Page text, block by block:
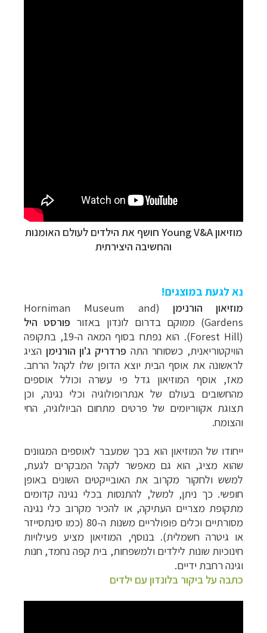
מוזיאון Young V&A חושף את הילדים לעולם האומנות
והחשיבה היצירתית
נא לגעת במוצגים!
מוזיאון הורנימן (
Horniman Museum and
Gardens) ממוקם בדרום לונדון באזור פורסט היל
(
Forest Hill
). הוא נפתח בסוף המאה ה-19, בתקופה
הוויקטוריאנית, כשסוחר התה פרדריק ג'ון הורנימן הציג
לראשונה את אוסף הבית יוצא הדופן שלו לקהל הרחב.
מאז, אוסף המוזיאון גדל פי עשרה וכולל אוספים
מהחשובים בעולם של אנתרופולוגיה וכלי נגינה, וכן
תצוגת אקווריומים של פרטים מתחום הביולוגיה, החי
והצומח.
ייחודו של המוזיאון הוא בכך שמעבר לאוספים המגוונים
שהוא מציג, הוא גם מאפשר לקהל המבקרים לגעת,
למשש ולחקור מקרוב את האובייקטים השונים באופן
חופשי. כך ניתן, למשל, להתנסות בכלי נגינה קדומים
מתקופת מצריים העתיקה, או להכיר מקרוב כלי נגינה
מסורתיים וכלים פופולריים משנות ה-80 (כמו סינתסייזר
או גיטרה חשמלית). בנוסף, המוזיאון מציע פעילויות
חינוכיות שונות לילדים ולמשפחות, בית קפה נחמד, חנות
וגינה רחבת ידיים.
כתבה על ביקור בלונדון עם ילדים